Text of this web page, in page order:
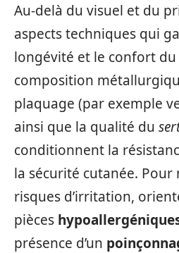
Au-delà du visuel et du
aspects techniques qui
longévité et le confort du
composition
plaquage (par exemple
ainsi que la qualité du
conditionnent la
la sécurité cutanée. Pour
risques d’irritation,
pièces
présence d’un